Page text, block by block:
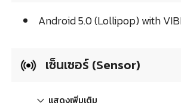
Android 5.0 (Lollipop) with
เซ็นเซอร์ (Sensor)
แสดงเพิ่มเติม